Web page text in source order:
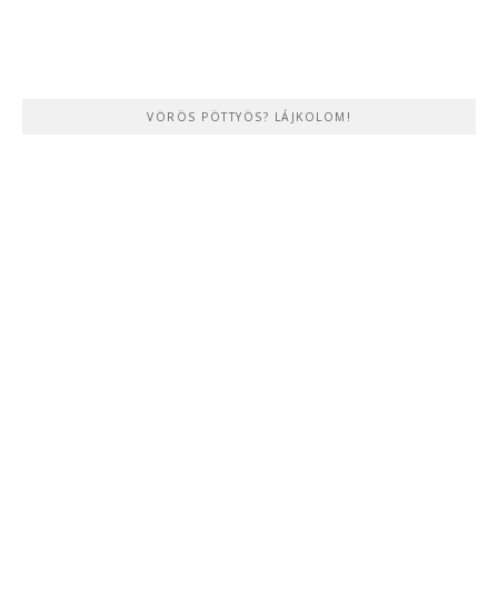
VÖRÖS PÖTTYÖS? LÁJKOLOM!